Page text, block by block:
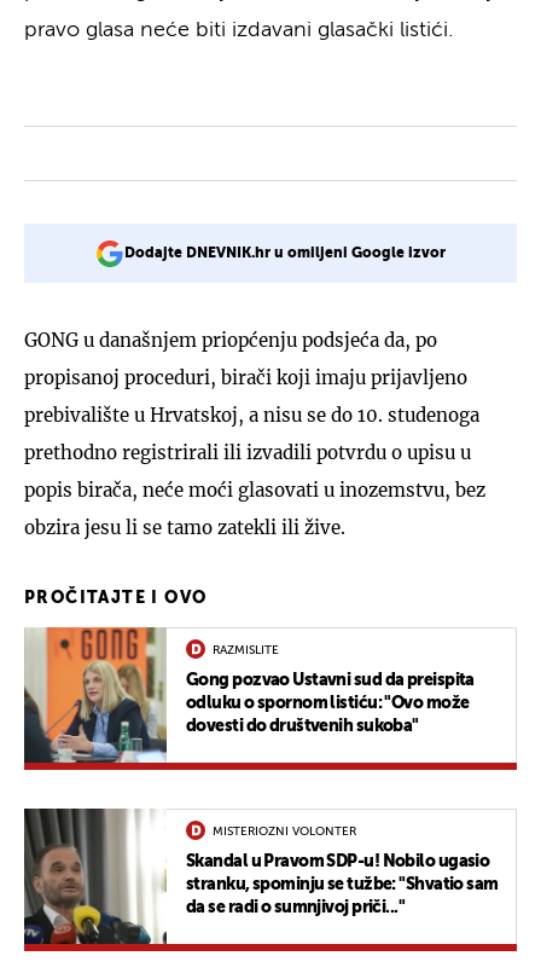
pravo glasa neće biti izdavani glasački listići.
Dodajte DNEVNIK.hr u omiljeni Google izvor
GONG u današnjem priopćenju podsjeća da, po
propisanoj proceduri, birači koji imaju prijavljeno
prebivalište u Hrvatskoj, a nisu se do 10. studenoga
prethodno registrirali ili izvadili potvrdu o upisu u
popis birača, neće moći glasovati u inozemstvu, bez
obzira jesu li se tamo zatekli ili žive.
PROČITAJTE I OVO
RAZMISLITE
Gong pozvao Ustavni sud da preispita
odluku o spornom listiću: "Ovo može
dovesti do društvenih sukoba"
MISTERIOZNI VOLONTER
Skandal u Pravom SDP-u! Nobilo ugasio
stranku, spominju se tužbe: "Shvatio sam
da se radi o sumnjivoj priči..."